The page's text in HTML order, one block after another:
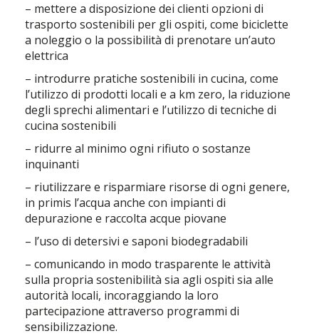
– mettere a disposizione dei clienti opzioni di
trasporto sostenibili per gli ospiti, come biciclette
a noleggio o la possibilità di prenotare un’auto
elettrica
– introdurre pratiche sostenibili in cucina, come
l’utilizzo di prodotti locali e a km zero, la riduzione
degli sprechi alimentari e l’utilizzo di tecniche di
cucina sostenibili
– ridurre al minimo ogni rifiuto o sostanze
inquinanti
– riutilizzare e risparmiare risorse di ogni genere,
in primis l’acqua anche con impianti di
depurazione e raccolta acque piovane
– l’uso di detersivi e saponi biodegradabili
– comunicando in modo trasparente le attività
sulla propria sostenibilità sia agli ospiti sia alle
autorità locali, incoraggiando la loro
partecipazione attraverso programmi di
sensibilizzazione.